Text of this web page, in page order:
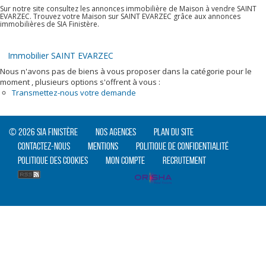
Sur notre site consultez les annonces immobilière de Maison à vendre SAINT
EVARZEC. Trouvez votre Maison sur SAINT EVARZEC grâce aux annonces
immobilières de SIA Finistère.
Immobilier SAINT EVARZEC
Nous n'avons pas de biens à vous proposer dans la catégorie pour le
moment , plusieurs options s'offrent à vous :
Transmettez-nous votre demande
© 2026 SIA Finistère Nos agences
Plan du site
Contactez-nous
Mentions
Politique de confidentialité
Politique des cookies
Mon compte Recrutement